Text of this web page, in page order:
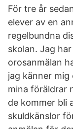
För tre år
elever av en
regelbundna
skolan. Jag
orosanmälan
jag känner mig
mina föräldrar
de kommer bli
skuldkänslor